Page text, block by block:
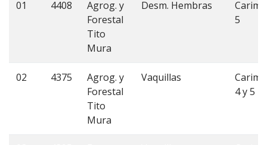
01 4408
Agrog. y
Forestal
Tito
Mura
Desm. Hembras
5
02 4375
Agrog. y
Forestal
Tito
Mura
Vaquillas
4 y 5